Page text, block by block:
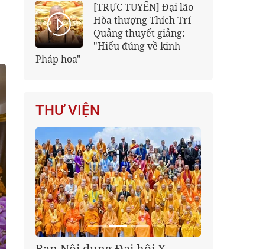
[TRỰC TUYẾN] Đại lão
Hòa thượng Thích Trí
Quảng thuyết giảng:
"Hiểu đúng về kinh
Pháp hoa"
THƯ VIỆN